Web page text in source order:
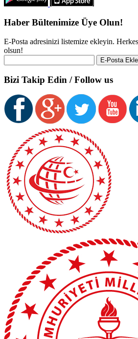
Haber Bültenimize Üye Olun!
E-Posta adresinizi listemize ekleyin.
olsun!
Bizi Takip Edin / Follow us